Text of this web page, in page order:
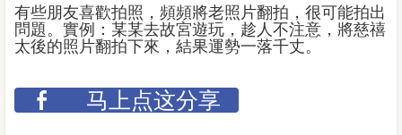
有些朋友喜歡拍照，頻頻將老照片翻拍，很可能拍出
問題。實例：某某去故宮遊玩，趁人不注意，將慈禧
太後的照片翻拍下來，結果運勢一落千丈。
马上点这分享